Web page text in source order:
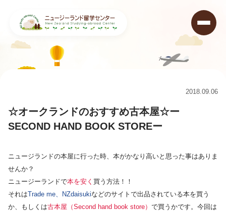
☆オークランドのおすすめ古本屋☆ーSECOND HAND BOOK STOREー2018.09.06
☆オークランドのおすすめ古本屋☆ー
SECOND HAND BOOK STOREー
ニュージランドの本屋に行った時、本がかなり高いと思った事はありま
せんか？
ニュージーランドで本を安く 買う方法！！
それはTrade me、NZdaisukiなどのサイトで出品されている本を買う
か、もしくは古本屋（Second hand book store） で買うかです。今回は